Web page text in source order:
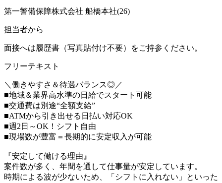
第一警備保障株式会社 船橋本社(26)
担当者から
面接へは履歴書（写真貼付け不要）をご持参ください。
フリーテキスト
＼働きやすさ＆待遇バランス◎／
■地域＆業界高水準の日給でスタート可能
■交通費は別途“全額支給”
■ATMから引き出せる日払い対応OK
■週2日～OK！シフト自由
■現場数が豊富＝長期的に安定収入が可能
『安定して働ける理由』
案件数が多く、年間を通して仕事量が安定しています。
時期による波が少ないため、「シフトに入れない」といった